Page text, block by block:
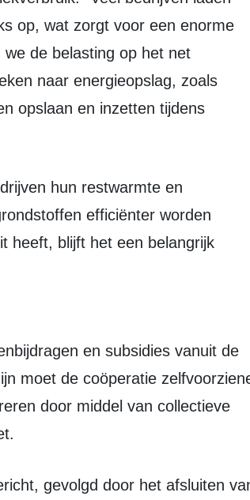
op, wat zorgt voor een enorme
de belasting op het net
naar energieopslag, zoals
opslaan en inzetten tijdens
efficiënter worden
heeft, blijft het een belangrijk
moet de coöperatie
door middel van collectieve